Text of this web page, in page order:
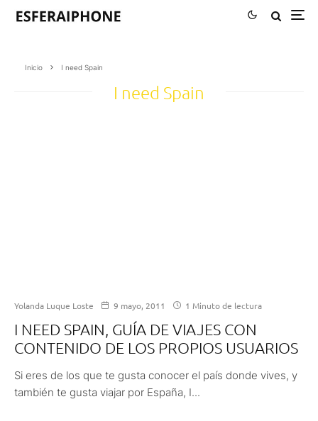
Inicio I need Spain
I need Spain
Yolanda Luque Loste 9 mayo, 2011 1 Minuto de lectura
I NEED SPAIN, GUÍA DE VIAJES CON
CONTENIDO DE LOS PROPIOS USUARIOS
Si eres de los que te gusta conocer el país donde vives, y
también te gusta viajar por España, I...